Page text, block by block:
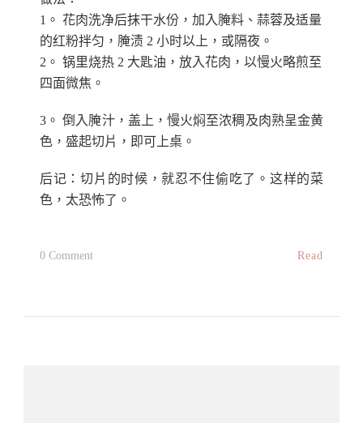
1。 花肉洗净后抹干水份，加入腌料、蒜蓉及适量
的红粉拌匀，腌渍 2 小时以上，或隔夜。
2。 锅里烧热 2 大匙油，放入花肉，以慢火略煎至
四面微焦。
3。 倒入腌汁，盖上，慢火焖至浓稠及肉熟呈金黄
色，盛起切片，即可上桌。
后记：切片的时候，就忍不住偷吃了。这样的菜
色，太恐怖了。
0 CommentOn
Read